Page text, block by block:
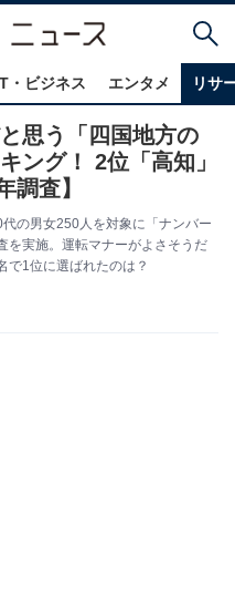
・ビジネス エンタメ リサ
思う「四国地方の
ング！ 2位「高知」
調査】
の男女250人を対象に「ナンバー
を実施。運転マナーがよさそうだ
で1位に選ばれたのは？